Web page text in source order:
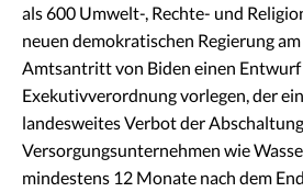
als 600 Umwelt-, Rechte- und
neuen demokratischen Regierung
Amtsantritt von Biden einen
Exekutivverordnung vorlegen, der
landesweites Verbot der
Versorgungsunternehmen wie
mindestens 12 Monate nach dem